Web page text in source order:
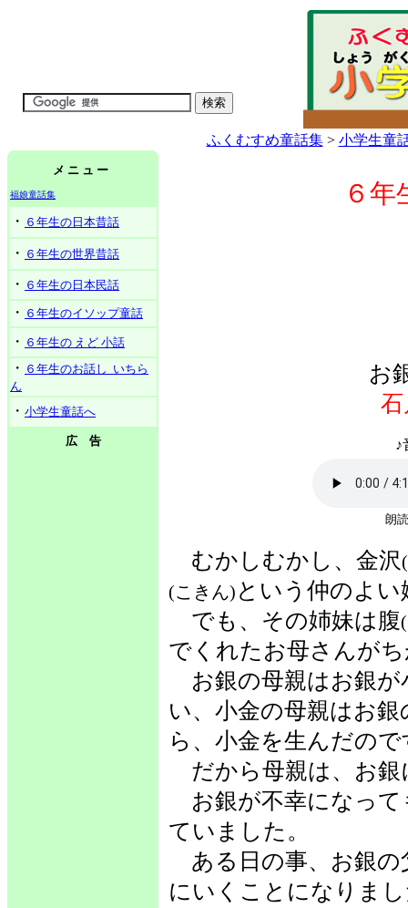
ふくむすめ童話集> 小学生童
メ ニ ュ ー
福娘童話集
・ ６年生の日本昔話
・ ６年生の世界昔話
・ ６年生の日本民話
・ ６年生のイソップ童話
・ ６年生の えど 小話
・ ６年生のお話し いちら
ん
・ 小学生童話へ
広 告
６年
お
♪
朗
むかしむかし、金沢
(こきん) という仲のよ
でも、その姉妹は腹
でくれたお母さんが
お銀の母親はお銀が
い、小金の母親はお銀
ら、小金を生んだので
だから母親は、お銀
お銀が不幸になって
ていました。
ある日の事、お銀の
にいくことになりま